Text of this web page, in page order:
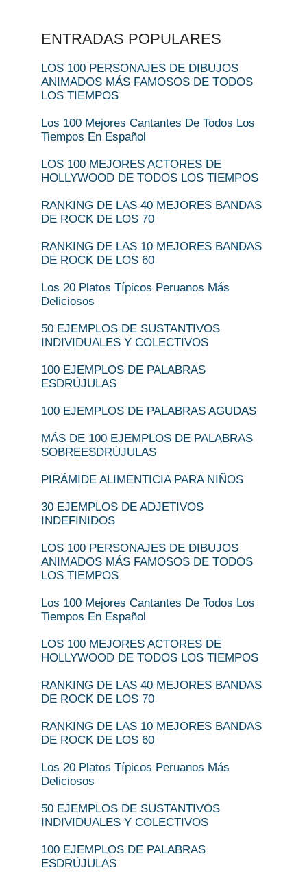
ENTRADAS POPULARES
LOS 100 PERSONAJES DE DIBUJOS
ANIMADOS MÁS FAMOSOS DE TODOS
LOS TIEMPOS
Los 100 Mejores Cantantes De Todos Los
Tiempos En Español
LOS 100 MEJORES ACTORES DE
HOLLYWOOD DE TODOS LOS TIEMPOS
RANKING DE LAS 40 MEJORES BANDAS
DE ROCK DE LOS 70
RANKING DE LAS 10 MEJORES BANDAS
DE ROCK DE LOS 60
Los 20 Platos Típicos Peruanos Más
Deliciosos
50 EJEMPLOS DE SUSTANTIVOS
INDIVIDUALES Y COLECTIVOS
100 EJEMPLOS DE PALABRAS
ESDRÚJULAS
100 EJEMPLOS DE PALABRAS AGUDAS
MÁS DE 100 EJEMPLOS DE PALABRAS
SOBREESDRÚJULAS
PIRÁMIDE ALIMENTICIA PARA NIÑOS
30 EJEMPLOS DE ADJETIVOS
INDEFINIDOS
LOS 100 PERSONAJES DE DIBUJOS
ANIMADOS MÁS FAMOSOS DE TODOS
LOS TIEMPOS
Los 100 Mejores Cantantes De Todos Los
Tiempos En Español
LOS 100 MEJORES ACTORES DE
HOLLYWOOD DE TODOS LOS TIEMPOS
RANKING DE LAS 40 MEJORES BANDAS
DE ROCK DE LOS 70
RANKING DE LAS 10 MEJORES BANDAS
DE ROCK DE LOS 60
Los 20 Platos Típicos Peruanos Más
Deliciosos
50 EJEMPLOS DE SUSTANTIVOS
INDIVIDUALES Y COLECTIVOS
100 EJEMPLOS DE PALABRAS
ESDRÚJULAS